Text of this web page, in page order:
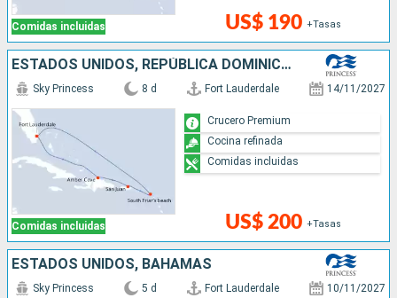
Comidas incluidas US$ 190 +Tasas
ESTADOS UNIDOS, REPÚBLICA DOMINICANA, PUERTO RICO
Comidas incluidas
Sky Princess 8 d Fort Lauderdale 14/11/2027
US$ 200 +Tasas
Crucero Premium
Cocina refinada
Comidas incluidas
ESTADOS UNIDOS, BAHAMAS
Sky Princess 5 d Fort Lauderdale 10/11/2027